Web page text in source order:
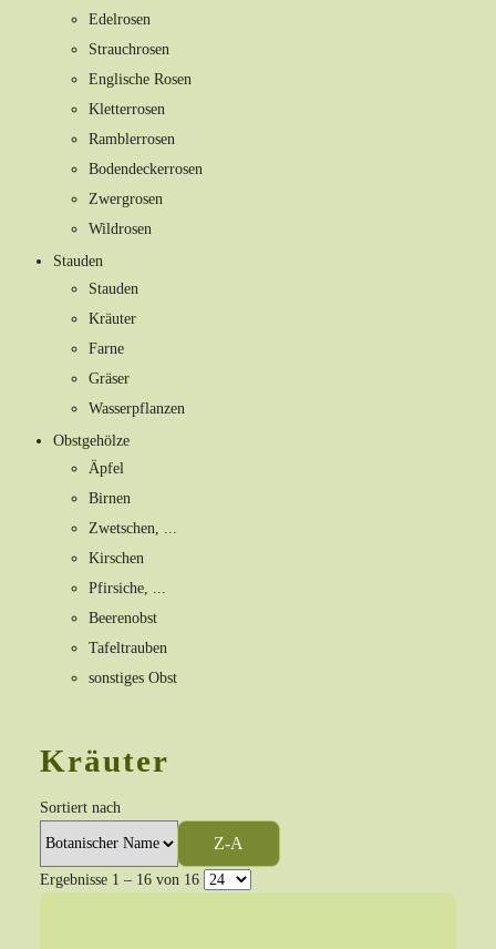
Edelrosen
Strauchrosen
Englische Rosen
Kletterrosen
Ramblerrosen
Bodendeckerrosen
Zwergrosen
Wildrosen
Stauden
Stauden
Kräuter
Farne
Gräser
Wasserpflanzen
Obstgehölze
Äpfel
Birnen
Zwetschen, ...
Kirschen
Pfirsiche, ...
Beerenobst
Tafeltrauben
sonstiges Obst
Kräuter
Sortiert nach
Z-A
Ergebnisse 1 – 16 von 16